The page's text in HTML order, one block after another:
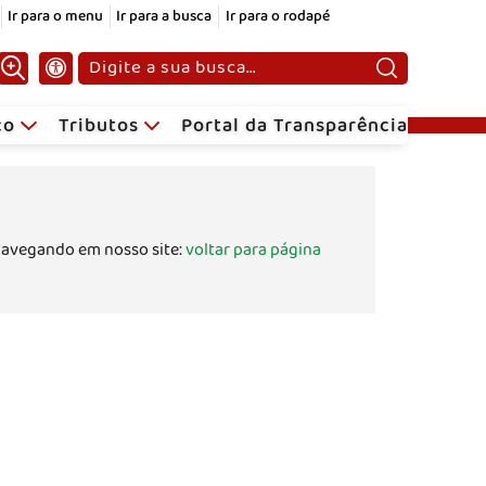
Ir para o menu Ir para a busca Ir para o rodapé
Pesquisar:
Tributos Portal da Transparência
em nosso site:voltar para página